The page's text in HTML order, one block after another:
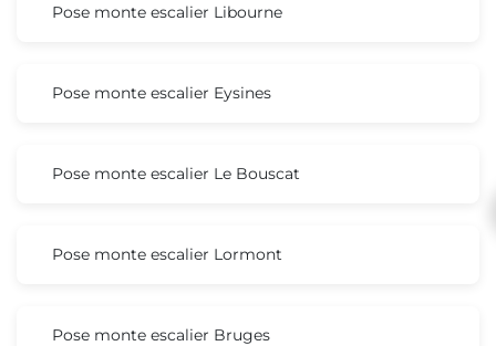
Pose monte escalier Libourne
Pose monte escalier Eysines
Pose monte escalier Le Bouscat
Pose monte escalier Lormont
Pose monte escalier Bruges